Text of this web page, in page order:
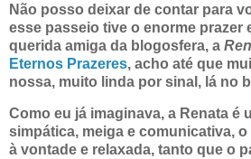
Não posso deixar de contar para
esse passeio tive o enorme prazer
querida amiga da blogosfera, a
Eternos Prazeres, acho até que
nossa, muito linda por sinal, lá no
Como eu já imaginava, a Renata é
simpática, meiga e comunicativa,
à vontade e relaxada, tanto que o